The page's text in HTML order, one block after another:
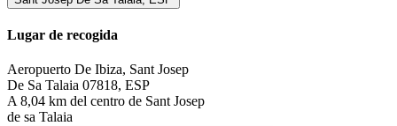
Lugar de recogida
Aeropuerto De Ibiza, Sant Josep
De Sa Talaia 07818, ESP
A 8,04 km del centro de Sant Josep
de sa Talaia